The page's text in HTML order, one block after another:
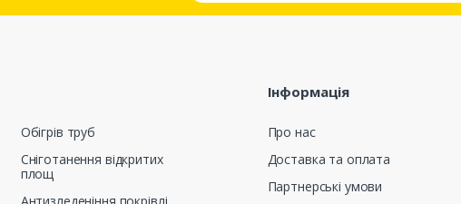
Обігрів труб
Сніготанення відкритих
площ
Антизледеніння покрівлі
Інформація
Про нас
Доставка та оплата
Партнерські умови